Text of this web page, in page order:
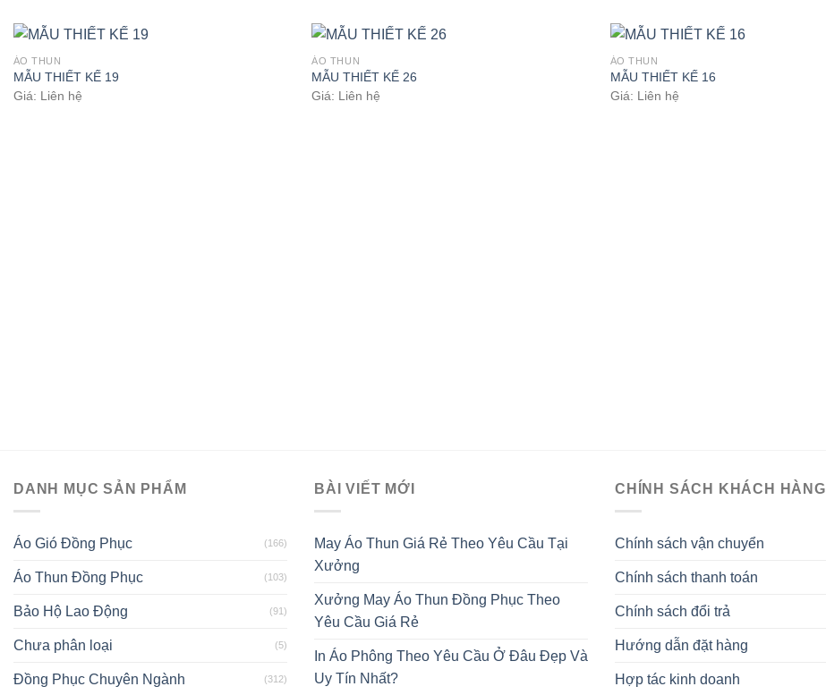
ÁO THUN
MẪU THIẾT KẾ 19
Giá: Liên hệ
ÁO THUN
MẪU THIẾT KẾ 26
Giá: Liên hệ
ÁO THUN
MẪU THIẾT KẾ 16
Giá: Liên hệ
DANH MỤC SẢN PHẨM
Áo Gió Đồng Phục (166)
Áo Thun Đồng Phục (103)
Bảo Hộ Lao Động (91)
Chưa phân loại (5)
Đồng Phục Chuyên Ngành (312)
BÀI VIẾT MỚI
May Áo Thun Giá Rẻ Theo Yêu Cầu Tại
Xưởng
Xưởng May Áo Thun Đồng Phục Theo
Yêu Cầu Giá Rẻ
In Áo Phông Theo Yêu Cầu Ở Đâu Đẹp Và
Uy Tín Nhất?
CHÍNH SÁCH KHÁCH HÀNG
Chính sách vận chuyển
Chính sách thanh toán
Chính sách đổi trả
Hướng dẫn đặt hàng
Hợp tác kinh doanh